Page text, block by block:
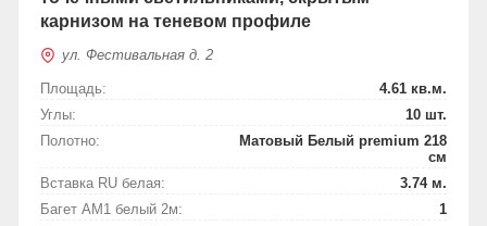
карнизом на теневом профиле
ул. Фестивальная д. 2
Площадь:
4.61 кв.м.
Углы:
10 шт.
Полотно:
Матовый Белый premium 218
см
Вставка RU белая:
3.74 м.
Багет АМ1 белый 2м:
1